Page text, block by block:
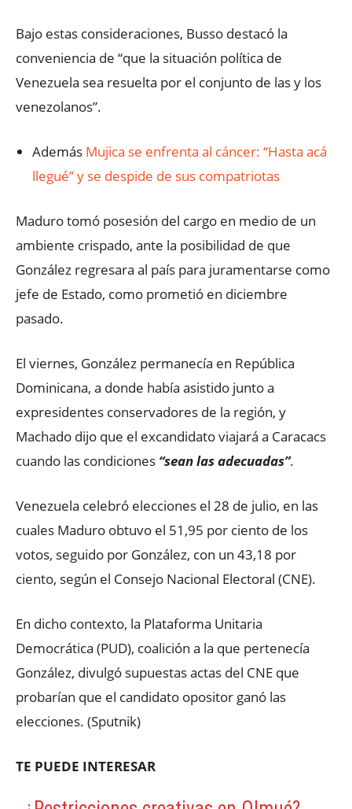
Bajo estas consideraciones, Busso destacó la
conveniencia de “que la situación política de
Venezuela sea resuelta por el conjunto de las y los
venezolanos”.
Además Mujica se enfrenta al cáncer: “Hasta acá
llegué” y se despide de sus compatriotas
Maduro tomó posesión del cargo en medio de un
ambiente crispado, ante la posibilidad de que
González regresara al país para juramentarse como
jefe de Estado, como prometió en diciembre
pasado.
El viernes, González permanecía en República
Dominicana, a donde había asistido junto a
expresidentes conservadores de la región, y
Machado dijo que el excandidato viajará a Caracacs
cuando las condiciones “sean las adecuadas”.
Venezuela celebró elecciones el 28 de julio, en las
cuales Maduro obtuvo el 51,95 por ciento de los
votos, seguido por González, con un 43,18 por
ciento, según el Consejo Nacional Electoral (CNE).
En dicho contexto, la Plataforma Unitaria
Democrática (PUD), coalición a la que pertenecía
González, divulgó supuestas actas del CNE que
probarían que el candidato opositor ganó las
elecciones. (Sputnik)
TE PUEDE INTERESAR